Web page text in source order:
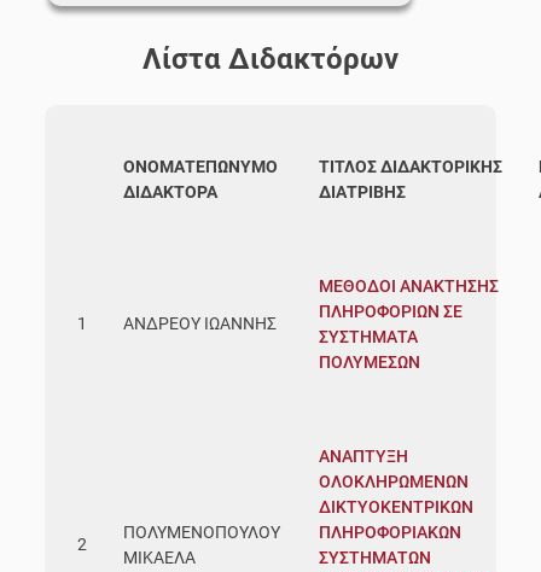
Λίστα Διδακτόρων
ΟΝΟΜΑΤΕΠΩΝΥΜΟ
ΔΙΔΑΚΤΟΡΑ
ΤΙΤΛΟΣ ΔΙΔΑΚΤΟΡΙΚΗΣ
ΔΙΑΤΡΙΒΗΣ
1 ΑΝΔΡΕΟΥ ΙΩΑΝΝΗΣ
ΜΕΘΟΔΟΙ ΑΝΑΚΤΗΣΗΣ
ΠΛΗΡΟΦΟΡΙΩΝ ΣΕ
ΣΥΣΤΗΜΑΤΑ
ΠΟΛΥΜΕΣΩΝ
2
ΠΟΛΥΜΕΝΟΠΟΥΛΟΥ
ΜΙΚΑΕΛΑ
ΑΝΑΠΤΥΞΗ
ΟΛΟΚΛΗΡΩΜΕΝΩΝ
ΔΙΚΤΥΟΚΕΝΤΡΙΚΩΝ
ΠΛΗΡΟΦΟΡΙΑΚΩΝ
ΣΥΣΤΗΜΑΤΩΝ